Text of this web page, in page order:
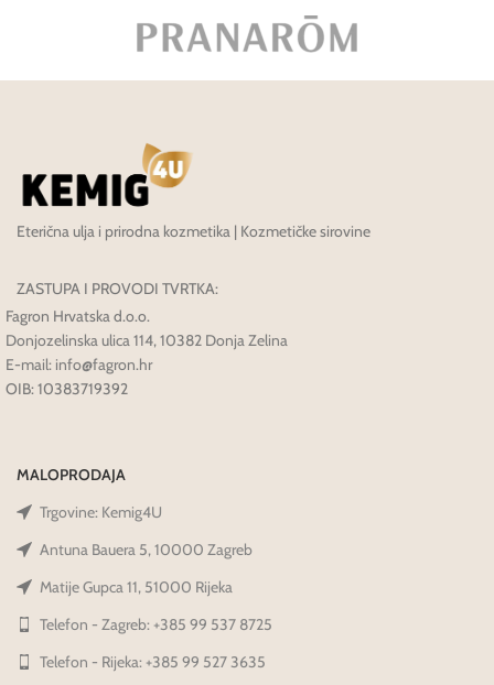
Eterična ulja i prirodna kozmetika | Kozmetičke sirovine
ZASTUPA I PROVODI TVRTKA:
Fagron Hrvatska d.o.o.
Donjozelinska ulica 114, 10382 Donja Zelina
E-mail: info@fagron.hr
OIB: 10383719392
MALOPRODAJA
Trgovine: Kemig4U
Antuna Bauera 5, 10000 Zagreb
Matije Gupca 11, 51000 Rijeka
Telefon - Zagreb: +385 99 537 8725
Telefon - Rijeka: +385 99 527 3635